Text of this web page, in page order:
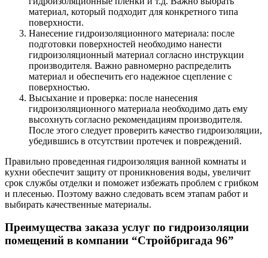
материал, который подходит для конкретного типа
поверхности.
Нанесение гидроизоляционного материала: после
подготовки поверхностей необходимо нанести
гидроизоляционный материал согласно инструкции
производителя. Важно равномерно распределить
материал и обеспечить его надежное сцепление с
поверхностью.
Высыхание и проверка: после нанесения
гидроизоляционного материала необходимо дать ему
высохнуть согласно рекомендациям производителя.
После этого следует проверить качество гидроизоляции,
убедившись в отсутствии протечек и повреждений.
Правильно проведенная гидроизоляция ванной комнаты и
кухни обеспечит защиту от проникновения воды, увеличит
срок службы отделки и поможет избежать проблем с грибком
и плесенью. Поэтому важно следовать всем этапам работ и
выбирать качественные материалы.
Преимущества заказа услуг по гидроизоляции
помещений в компании “Стройбригада 96”